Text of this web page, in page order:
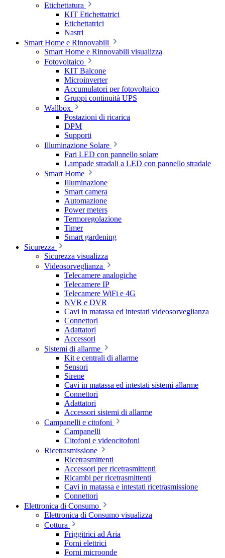
Etichettatura
KIT Etichettatrici
Etichettatrici
Nastri
Smart Home e Rinnovabili
Smart Home e Rinnovabili visualizza
Fotovoltaico
KIT Balcone
Microinverter
Accumulatori per fotovoltaico
Gruppi continuità UPS
Wallbox
Postazioni di ricarica
DPM
Supporti
Illuminazione Solare
Fari LED con pannello solare
Lampade stradali a LED con pannello stradale
Smart Home
Illuminazione
Smart camera
Automazione
Power meters
Termoregolazione
Timer
Smart gardening
Sicurezza
Sicurezza visualizza
Videosorveglianza
Telecamere analogiche
Telecamere IP
Telecamere WiFi e 4G
NVR e DVR
Cavi in matassa ed intestati videosorveglianza
Connettori
Adattatori
Accessori
Sistemi di allarme
Kit e centrali di allarme
Sensori
Sirene
Cavi in matassa ed intestati sistemi allarme
Connettori
Adattatori
Accessori sistemi di allarme
Campanelli e citofoni
Campanelli
Citofoni e videocitofoni
Ricetrasmissione
Ricetrasmittenti
Accessori per ricetrasmittenti
Ricambi per ricetrasmittenti
Cavi in matassa e intestati ricetrasmissione
Connettori
Elettronica di Consumo
Elettronica di Consumo visualizza
Cottura
Friggitrici ad Aria
Forni elettrici
Forni microonde